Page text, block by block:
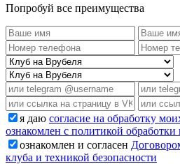
Попробуй все преимущества
я даю согласие на обработку
ознакомлен с политикой
ознакомлен и согласен
клуба и техникой безопасности